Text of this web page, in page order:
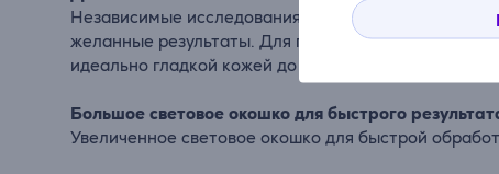
Независимые исследования показали, что уже
желанные результаты. Для поддержания
идеально гладкой кожей до 3 месяцев.
Большое световое окошко для быстрого
Увеличенное световое окошко для быстрой